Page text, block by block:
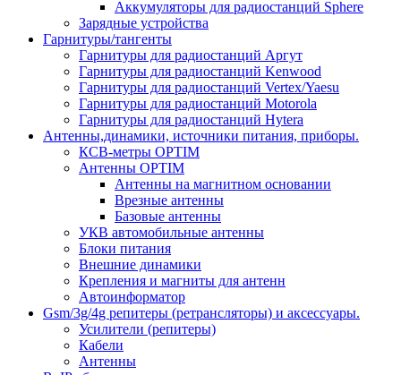
Аккумуляторы для радиостанций Sphere
Зарядные устройства
Гарнитуры/тангенты
Гарнитуры для радиостанций Аргут
Гарнитуры для радиостанций Kenwood
Гарнитуры для радиостанций Vertex/Yaesu
Гарнитуры для радиостанций Motorola
Гарнитуры для радиостанций Hytera
Антенны,динамики, источники питания, приборы.
КСВ-метры OPTIM
Антенны OPTIM
Антенны на магнитном основании
Врезные антенны
Базовые антенны
УКВ автомобильные антенны
Блоки питания
Внешние динамики
Крепления и магниты для антенн
Автоинформатор
Gsm/3g/4g репитеры (ретрансляторы) и аксессуары.
Усилители (репитеры)
Кабели
Антенны